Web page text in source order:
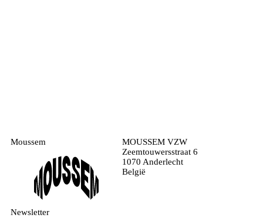
Moussem
MOUSSEM VZW
Zeemtouwersstraat 6
1070 Anderlecht
België
Newsletter